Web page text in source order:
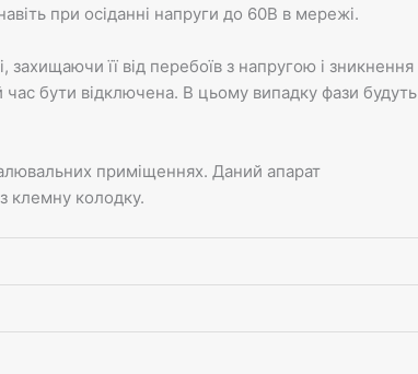
при осіданні напруги до 60В в мережі.
її від перебоїв з напругою і зникнення
бути відключена. В цьому випадку фази будуть
приміщеннях. Даний апарат
клемну колодку.